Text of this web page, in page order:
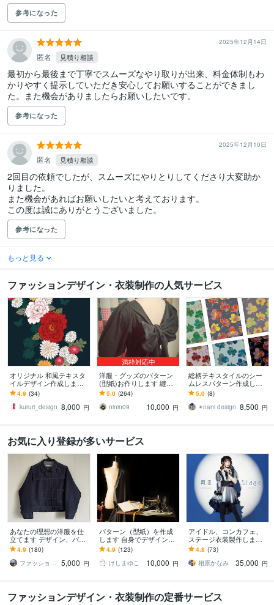
参考になった
2025年12月14日
匿名 見積り相談
最初から最後まで丁寧でスムーズなやり取りが出来、料金体制もわ
かりやすく提示していただき安心してお願いすることができまし
た。また機会がありましたらお願いしたいです。
参考になった
2025年12月10日
匿名 見積り相談
2回目の依頼でしたが、スムーズにやりとりしてくださり大変助か
りました。
また機会があればお願いしたいと考えております。
参考になった
もっと見る
ファッションデザイン・衣装制作の人気サービス
オリジナル 和風テキスタ
イルデザイン作成します
商用利用可能な和柄の洋
服、着物柄の小物のデザ
イン作成します！
4.9 (34)
kururi_design 8,000 円
満枠対応中
洋服・グッズのパターン
(型紙)お作りします 縫製
仕様書、グレーディング
もお引き受けいたします
5.0 (264)
ninin09
10,000 円
総柄テキスタイルのシー
ムレスパターン作成しま
す 現役アパレルデザイナ
ーがお手伝いします！3配
色変えまで無料！
5.0 (8)
✴︎nani design 8,500 円
お気に入り登録が多いサービス
あなたの理想の洋服を仕
立てます デザイン、パタ
ーン、リメイク、縫製承
ります！
4.9 (180)
ファッションデザイナー MAE
5,000 円
パターン（型紙）を作成
します 自身でデザインし
た服を形にしたい方へ
4.9 (123)
けしまゆこ
10,000 円
アイドル、コンカフェ、
ステージ衣装製作します
どんな服もあなたの自由
に製作!この世に一つの特
別な衣装作り！
4.8 (73)
相原かなみ
35,000 円
ファッションデザイン・衣装制作の定番サービス